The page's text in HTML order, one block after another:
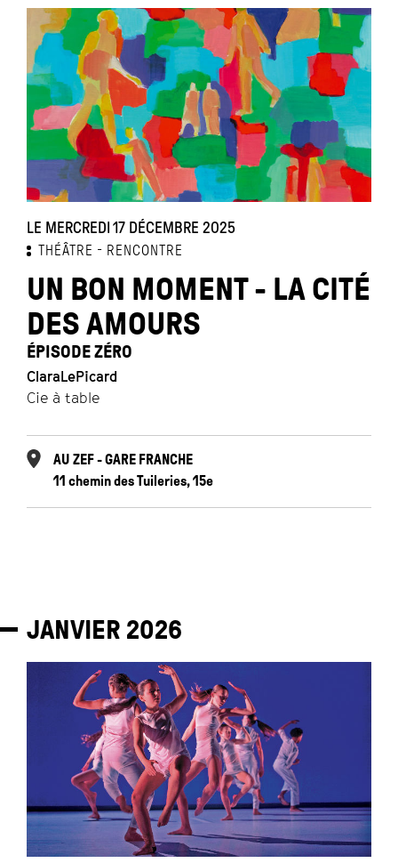
LE MERCREDI 17 DÉCEMBRE 2025
THÉÂTRE RENCONTRE
UN BON MOMENT - LA CITÉ
DES AMOURS
ÉPISODE ZÉRO
ClaraLePicard
Cie à table
AU ZEF - GARE FRANCHE
11 chemin des Tuileries, 15e
JANVIER 2026